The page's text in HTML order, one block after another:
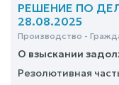
РЕШЕНИЕ ПО
28.08.2025
Производство -
О взыскании
Резолютивная